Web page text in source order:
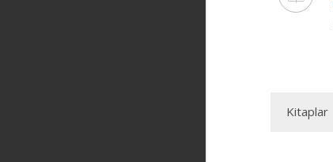
Kitaplar